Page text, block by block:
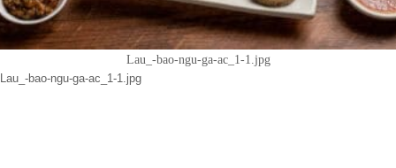
Lau_-bao-ngu-ga-ac_1-1.jpg
Lau_-bao-ngu-ga-ac_1-1.jpg